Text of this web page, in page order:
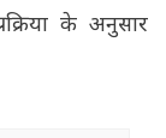
के अनुसार